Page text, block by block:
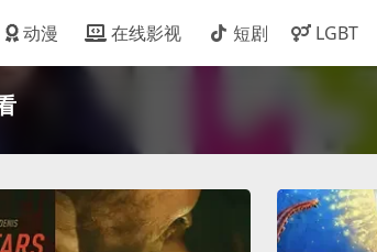
动漫 在线影视 短剧 LGBT